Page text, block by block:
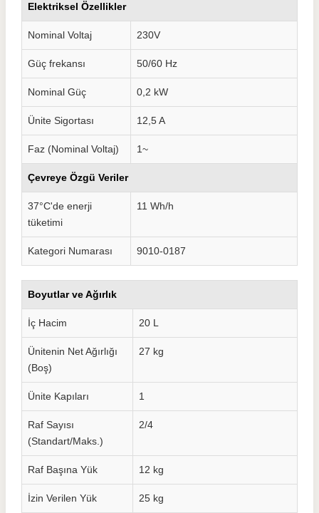
Elektriksel Özellikler
Nominal Voltaj 230V
Güç frekansı 50/60 Hz
Nominal Güç 0,2 kW
Ünite Sigortası 12,5 A
Faz (Nominal Voltaj) 1~
Çevreye Özgü Veriler
37°C'de enerji
tüketimi
11 Wh/h
Kategori Numarası 9010-0187
Boyutlar ve Ağırlık
İç Hacim 20 L
Ünitenin Net Ağırlığı
(Boş)
27 kg
Ünite Kapıları 1
Raf Sayısı
(Standart/Maks.)
2/4
Raf Başına Yük 12 kg
İzin Verilen Yük 25 kg